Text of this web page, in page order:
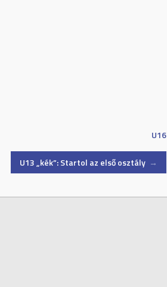
U16
U13 „kék”: Startol az első osztály →